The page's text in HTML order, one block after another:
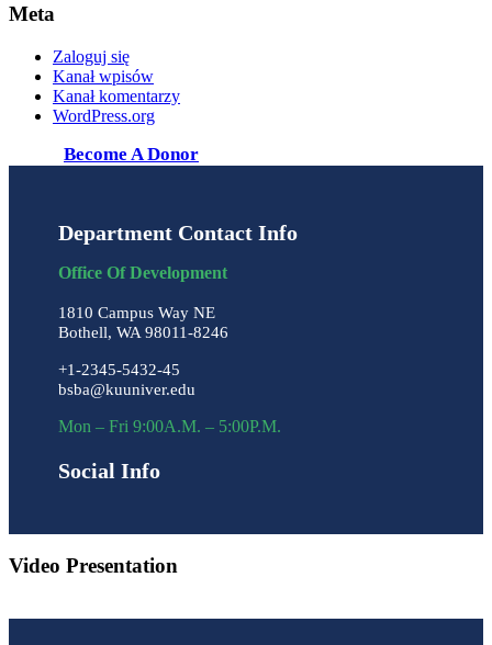
Meta
Zaloguj się
Kanał wpisów
Kanał komentarzy
WordPress.org
Become A Donor
Department Contact Info
Office Of Development
1810 Campus Way NE
Bothell, WA 98011-8246
+1-2345-5432-45
bsba@kuuniver.edu
Mon – Fri 9:00A.M. – 5:00P.M.
Social Info
Video Presentation